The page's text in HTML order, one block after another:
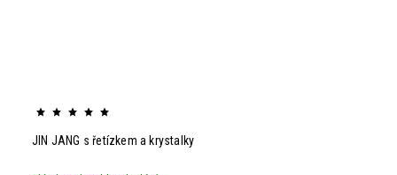
JIN JANG s řetízkem a krystalky